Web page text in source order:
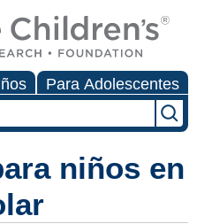
Para Adolescentes
niños en